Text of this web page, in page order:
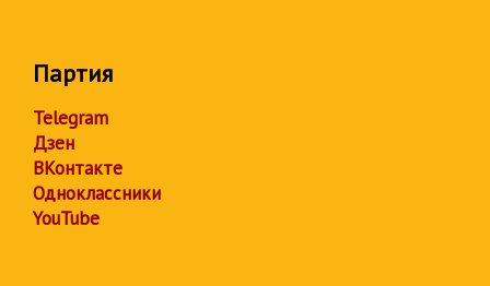
Партия
Telegram
Дзен
ВКонтакте
Одноклассники
YouTube